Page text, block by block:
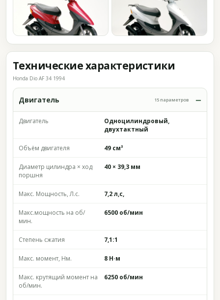
Технические характеристики
Honda Dio AF 34 1994
Двигатель 15 параметров
Двигатель
Одноцилиндровый,
двухтактный
Объём двигателя 49 см³
Диаметр цилиндра × ход
поршня
40 × 39,3 мм
Макс. Мощность, Л.с. 7,2 л,с,
Макс.мощность на об/
мин.
6500 об/мин
Степень сжатия 7,1:1
Макс. момент, Нм. 8 Н·м
Макс. крутящий момент на
об/мин.
6250 об/мин